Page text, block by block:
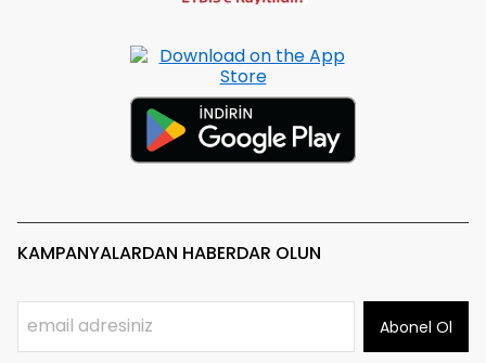
KAMPANYALARDAN HABERDAR OLUN
Abonel Ol